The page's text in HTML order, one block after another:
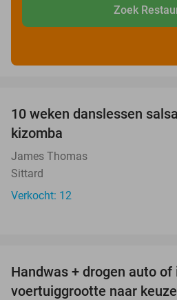
Zoek
10 weken danslessen
kizomba
James Thomas
Sittard
Verkocht: 12
Handwas + drogen auto
voertuiggrootte naar keuze